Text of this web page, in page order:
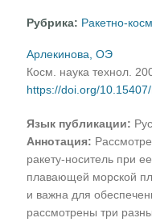
Рубрика: Ракетно-
Арлекинова, ОЭ
Косм. наука технол.
https://doi.org/
Язык публикации:
Аннотация:
ракету-носитель при
плавающей морской
и важна для
рассмотрены три